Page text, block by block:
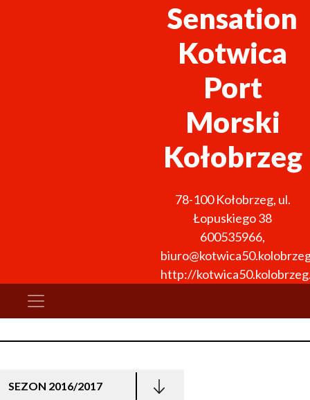
Sensation
Kotwica
Port
Morski
Kołobrzeg
78-100 Kołobrzeg, ul.
Łopuskiego 38
600535966,
http://
SEZON 2016/2017